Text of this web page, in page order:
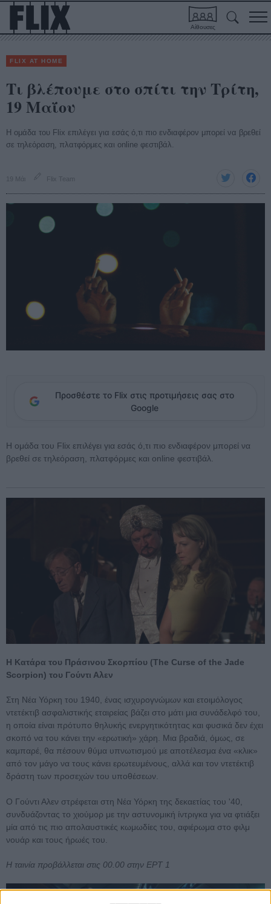
Αίθουσες
FLIX AT HOME
Τι βλέπουμε στο σπίτι την Τρίτη,
19 Μαΐου
Η ομάδα του Flix επιλέγει για εσάς ό,τι πιο ενδιαφέρον μπορεί να βρεθεί
σε τηλεόραση, πλατφόρμες και online φεστιβάλ.
19 Μάι Flix Team
Προσθέστε το Flix στις προτιμήσεις σας στο
Google
Η ομάδα του Flix επιλέγει για εσάς ό,τι πιο ενδιαφέρον μπορεί να
βρεθεί σε τηλεόραση, πλατφόρμες και online φεστιβάλ.
Η Κατάρα του Πράσινου Σκορπίου (The Curse of the Jade
Scorpion) του Γούντι Αλεν
Στη Νέα Υόρκη του 1940, ένας ισχυρογνώμων και ετοιμόλογος
ντετέκτιβ ασφαλιστικής εταιρείας βάζει στο μάτι μια συνάδελφό του,
η οποία είναι πρότυπο θηλυκής ενεργητικότητας και φυσικά δεν έχει
σκοπό να του κάνει την «ερωτική» χάρη. Μια βραδιά, όμως, σε
καμπαρέ, θα πέσουν θύμα υπνωτισμού με αποτέλεσμα ένα «κλικ»
από τον μάγο να τους κάνει ερωτευμένους, αλλά και τον ντετέκτιβ
δράστη των προσεχών του υποθέσεων.
Ο Γούντι Αλεν στρέφεται στη Νέα Υόρκη της δεκαετίας του '40,
συνδυάζοντας το χιούμορ με την αστυνομική ίντριγκα για να φτιάξει
μία από τις πιο απολαυστικές κωμωδίες του, αφιέρωμα στο φιλμ
νουάρ και τους ήρωές του.
Η ταινία προβάλλεται στις 00.00 στην ΕΡΤ 1